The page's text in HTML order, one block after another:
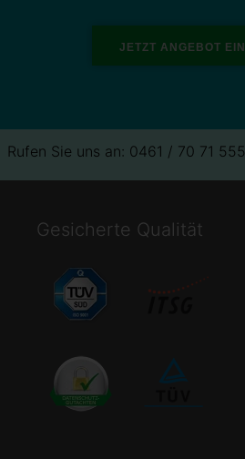
Rufen Sie uns an: 0461 / 70 71 555
Gesicherte Qualität